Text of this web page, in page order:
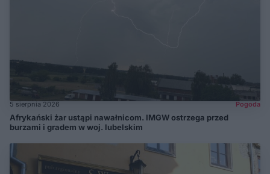
5 sierpnia 2026 Pogoda
Afrykański żar ustąpi nawałnicom. IMGW ostrzega przed
burzami i gradem w woj. lubelskim